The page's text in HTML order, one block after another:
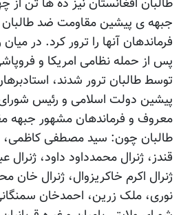
جبهه ی پیشین مقاومت ضد
فرماندهان آنها را ترور کرد. در
پس از حمله نظامی امریکا و
توسط طالبان ترور شدند،
پیشین دولت اسلامی و رئیس
معروف و فرماندهان مشهور جبهه
طالبان چون: سید مصطفی کاظمی،
قندز، ژنرال محمدداود داود،
ژنرال اکرم خاکریزوال، ژنرال خان
نوری، ملک زرین، احمدخان